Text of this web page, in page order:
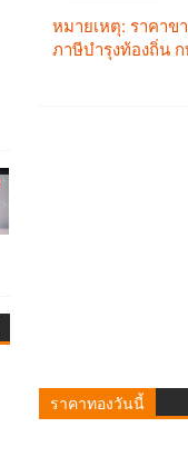
ราคาทองวันนี้